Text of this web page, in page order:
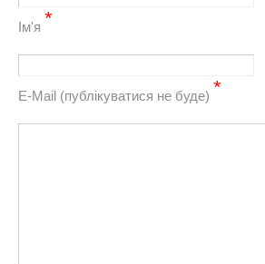
Ім'я *
Е-Mail (публікуватися не буде) *